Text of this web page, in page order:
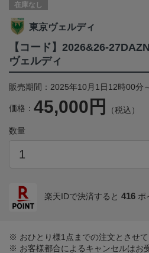
在庫なし
東京ヴェルディ
【コード】2026&26-
ヴェルディ
販売期間：2025年10月1日12時00分
価格： 45,000円 （税込）
数量
楽天IDで決済すると 416 ポ
※ おひとり様1点までの注文とさせて
※ お客様都合によるキャンセルはお